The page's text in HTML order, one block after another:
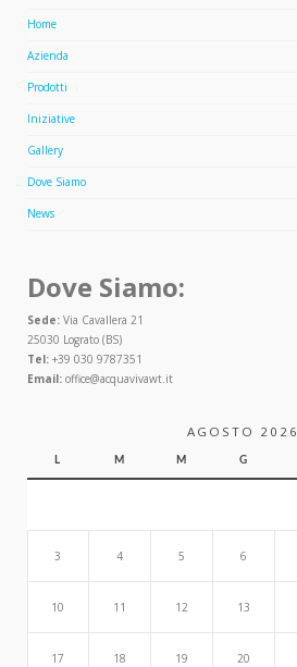
Home
Azienda
Prodotti
Iniziative
Gallery
Dove Siamo
News
Dove Siamo:
Sede:Via Cavallera 21
25030 Lograto (BS)
Tel:+39 030 9787351
Email:office@acquavivawt.it
AGOSTO 2026
L M M G
3 4 5 6
10 11 12 13
17 18 19 20